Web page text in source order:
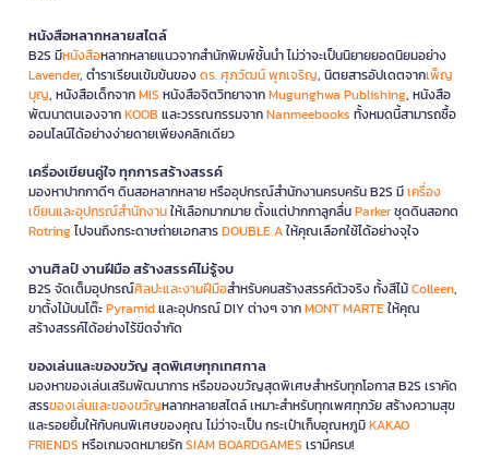
หนังสือหลากหลายสไตล์
B2S มีหนังสือหลากหลายแนวจากสำนักพิมพ์ชั้นนำ ไม่ว่าจะเป็นนิยายยอดนิยมอย่าง
Lavender, ตำราเรียนเข้มข้นของดร. ศุภวัฒน์ พุกเจริญ, นิตยสารอัปเดตจากเพ็ญ
บุญ, หนังสือเด็กจากMIS หนังสือจิตวิทยาจากMugunghwa Publishing, หนังสือ
พัฒนาตนเองจากKOOB และวรรณกรรมจากNanmeebooks ทั้งหมดนี้สามารถซื้อ
ออนไลน์ได้อย่างง่ายดายเพียงคลิกเดียว
เครื่องเขียนคู่ใจ ทุกการสร้างสรรค์
มองหาปากกาดีๆ ดินสอหลากหลาย หรืออุปกรณ์สำนักงานครบครัน B2S มีเครื่อง
เขียนและอุปกรณ์สำนักงานให้เลือกมากมาย ตั้งแต่ปากกาลูกลื่นParkerชุดดินสอกด
Rotringไปจนถึงกระดาษถ่ายเอกสารDOUBLE Aให้คุณเลือกใช้ได้อย่างจุใจ
งานศิลป์ งานฝีมือ สร้างสรรค์ไม่รู้จบ
B2S จัดเต็มอุปกรณ์ศิลปะและงานฝีมือสำหรับคนสร้างสรรค์ตัวจริง ทั้งสีไม้Colleen,
ขาตั้งไม้บนโต๊ะPyramidและอุปกรณ์ DIY ต่างๆ จากMONT MARTEให้คุณ
สร้างสรรค์ได้อย่างไร้ขีดจำกัด
ของเล่นและของขวัญ สุดพิเศษทุกเทศกาล
มองหาของเล่นเสริมพัฒนาการ หรือของขวัญสุดพิเศษสำหรับทุกโอกาส B2S เราคัด
สรรของเล่นและของขวัญหลากหลายสไตล์ เหมาะสำหรับทุกเพศทุกวัย สร้างความสุข
และรอยยิ้มให้กับคนพิเศษของคุณ ไม่ว่าจะเป็น กระเป๋าเก็บอุณหภูมิKAKAO
FRIENDS หรือเกมจดหมายรักSIAM BOARDGAMES เรามีครบ!